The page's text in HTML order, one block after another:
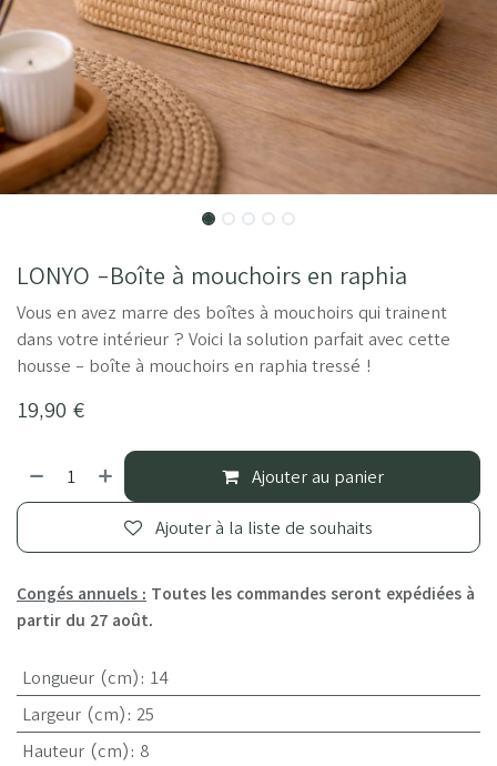
LONYO -Boîte à mouchoirs en raphia
Vous en avez marre des boîtes à mouchoirs qui trainent
dans votre intérieur ? Voici la solution parfait avec cette
housse - boîte à mouchoirs en raphia tressé !
19,90 €
Ajouter au panier
Ajouter à la liste de souhaits
Congés annuels : Toutes les commandes seront expédiées à
partir du 27 août.
Longueur (cm): 14
Largeur (cm): 25
Hauteur (cm): 8